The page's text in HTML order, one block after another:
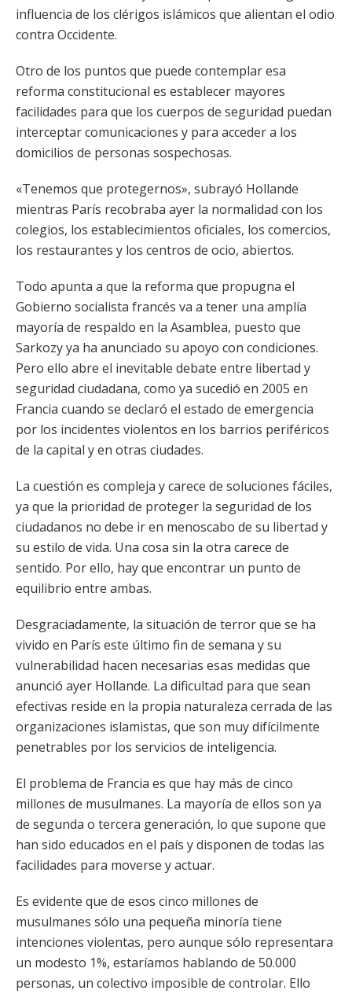
influencia de los clérigos islámicos que alientan el odio
contra Occidente.
Otro de los puntos que puede contemplar esa
reforma constitucional es establecer mayores
facilidades para que los cuerpos de seguridad puedan
interceptar comunicaciones y para acceder a los
domicilios de personas sospechosas.
«Tenemos que protegernos», subrayó Hollande
mientras París recobraba ayer la normalidad con los
colegios, los establecimientos oficiales, los comercios,
los restaurantes y los centros de ocio, abiertos.
Todo apunta a que la reforma que propugna el
Gobierno socialista francés va a tener una amplía
mayoría de respaldo en la Asamblea, puesto que
Sarkozy ya ha anunciado su apoyo con condiciones.
Pero ello abre el inevitable debate entre libertad y
seguridad ciudadana, como ya sucedió en 2005 en
Francia cuando se declaró el estado de emergencia
por los incidentes violentos en los barrios periféricos
de la capital y en otras ciudades.
La cuestión es compleja y carece de soluciones fáciles,
ya que la prioridad de proteger la seguridad de los
ciudadanos no debe ir en menoscabo de su libertad y
su estilo de vida. Una cosa sin la otra carece de
sentido. Por ello, hay que encontrar un punto de
equilibrio entre ambas.
Desgraciadamente, la situación de terror que se ha
vivido en París este último fin de semana y su
vulnerabilidad hacen necesarias esas medidas que
anunció ayer Hollande. La dificultad para que sean
efectivas reside en la propia naturaleza cerrada de las
organizaciones islamistas, que son muy difícilmente
penetrables por los servicios de inteligencia.
El problema de Francia es que hay más de cinco
millones de musulmanes. La mayoría de ellos son ya
de segunda o tercera generación, lo que supone que
han sido educados en el país y disponen de todas las
facilidades para moverse y actuar.
Es evidente que de esos cinco millones de
musulmanes sólo una pequeña minoría tiene
intenciones violentas, pero aunque sólo representara
un modesto 1%, estaríamos hablando de 50.000
personas, un colectivo imposible de controlar. Ello